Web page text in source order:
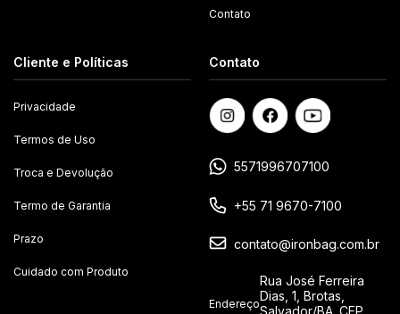
Contato
Cliente e Políticas
Privacidade
Termos de Uso
Troca e Devolução
Termo de Garantia
Prazo
Cuidado com Produto
Contato
5571996707100
+55 71 9670-7100
contato@ironbag.com.br
Endereço
Rua José Ferreira
Dias, 1, Brotas,
Salvador/BA. CEP